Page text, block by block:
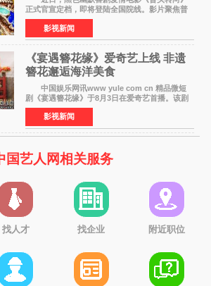
正式官宣定档，即将登陆全国院线。影片聚焦普
通人的荒诞生活，以戏谑诙谐的镜头语言、反转
不断的剧情，融合爆笑喜剧与细腻爱情元素，打
造出一部接地气
影视新闻
《宴遇簪花缘》爱奇艺上线 非遗
簪花邂逅海洋美食
中国娱乐网讯www yule com cn 精品微短
剧《宴遇簪花缘》于8月3日在爱奇艺首播。该剧
是泉州荣膺世界美食之都后推出的首部美食主题
文旅微短剧，实力派演员孙茜特别出演簪花非遗
传承人，她曾参演
影视新闻
国艺人网相关服务
找人才 找企业 附近职位